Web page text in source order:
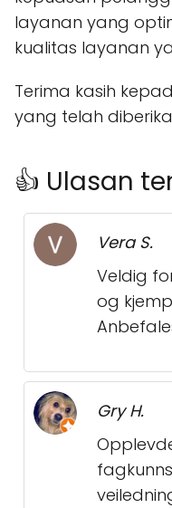
layanan yang
kualitas layanan
Terima kasih
yang telah
👍 Ulasan
Vera S.
Veldig
og
Gry H.